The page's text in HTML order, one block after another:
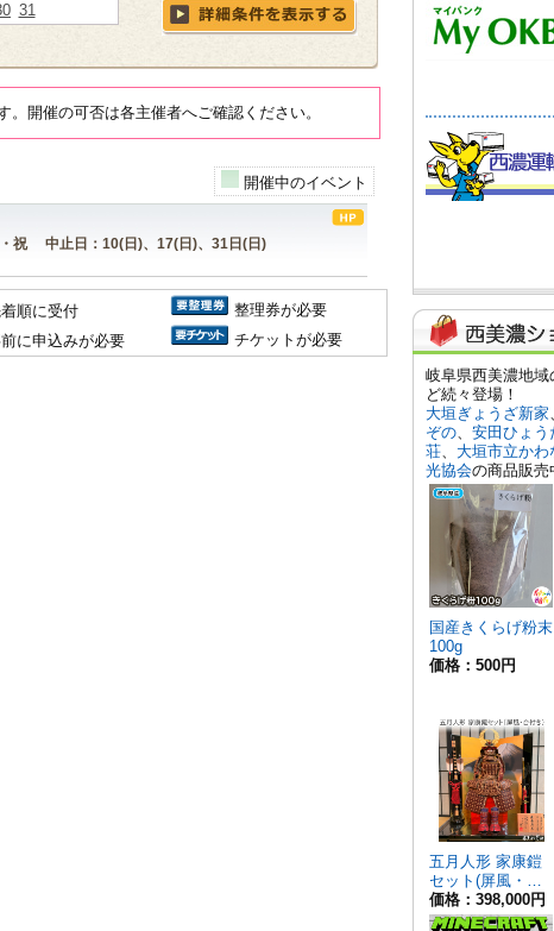
31
。開催の可否は各主催者へご確認ください。
開催中のイベント
祝 中止日：10(日)、17(日)、31日(日)
順に受付
整理券が必要
に申込みが必要 チケットが必要